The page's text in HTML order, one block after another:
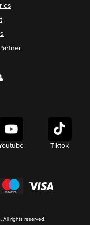
Tiktok
All rights reserved.